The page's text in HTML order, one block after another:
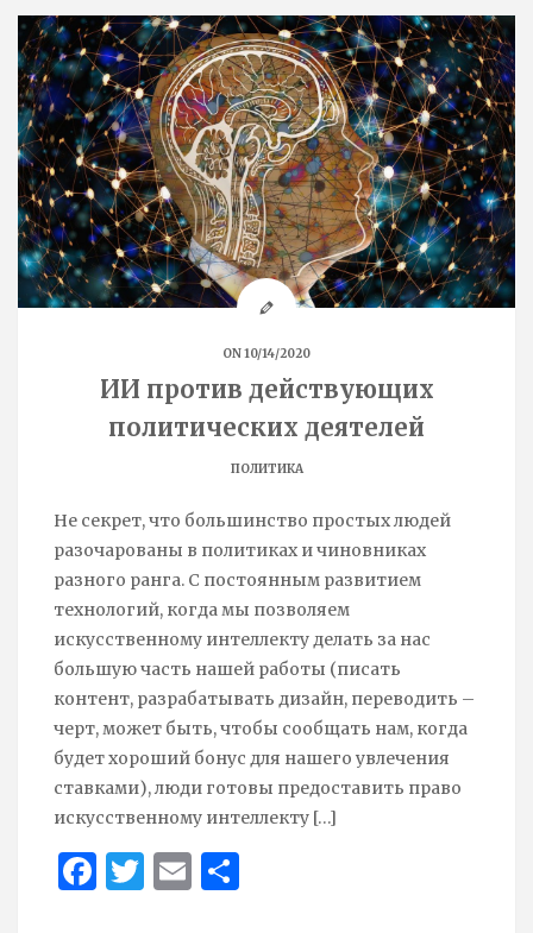
ON 10/14/2020
ИИ против действующих
политических деятелей
ПОЛИТИКА
Не секрет, что большинство простых людей
разочарованы в политиках и чиновниках
разного ранга. С постоянным развитием
технологий, когда мы позволяем
искусственному интеллекту делать за нас
большую часть нашей работы (писать
контент, разрабатывать дизайн, переводить –
черт, может быть, чтобы сообщать нам, когда
будет хороший бонус для нашего увлечения
ставками), люди готовы предоставить право
искусственному интеллекту […]
Face
Twit
Ema